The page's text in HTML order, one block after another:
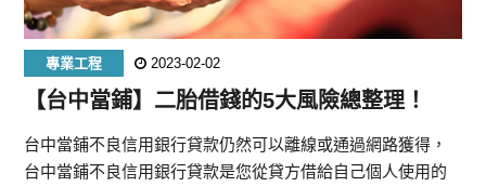
專業工程 2023-02-02
【台中當鋪】二胎借錢的5大風險總整理！
台中當鋪不良信用銀行貸款仍然可以離線或通過網路獲得，
台中當鋪不良信用銀行貸款是您從貸方借給自己個人使用的